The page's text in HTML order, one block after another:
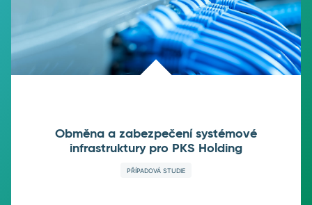
Obměna a zabezpečení systémové
infrastruktury pro PKS Holding
PŘÍPADOVÁ STUDIE